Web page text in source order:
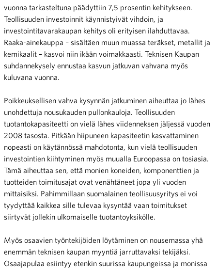
vuonna tarkasteltuna päädyttiin 7,5 prosentin kehitykseen.
Teollisuuden investoinnit käynnistyivät vihdoin, ja
investointitavarakaupan kehitys oli erityisen ilahduttavaa.
Raaka-ainekauppa – sisältäen muun muassa teräkset, metallit ja
kemikaalit – kasvoi niin ikään voimakkaasti. Teknisen Kaupan
suhdannekysely ennustaa kasvun jatkuvan vahvana myös
kuluvana vuonna.
Poikkeuksellisen vahva kysynnän jatkuminen aiheuttaa jo lähes
unohdettuja nousukauden pullonkauloja. Teollisuuden
tuotantokapasiteetti on vielä lähes viidenneksen jäljessä vuoden
2008 tasosta. Pitkään hiipuneen kapasiteetin kasvattaminen
nopeasti on käytännössä mahdotonta, kun vielä teollisuuden
investointien kiihtyminen myös muualla Euroopassa on tosiasia.
Tämä aiheuttaa sen, että monien koneiden, komponenttien ja
tuotteiden toimitusajat ovat venähtäneet jopa yli vuoden
mittaisiksi. Pahimmillaan suomalainen teollisuusyritys ei voi
tyydyttää kaikkea sille tulevaa kysyntää vaan toimitukset
siirtyvät jollekin ulkomaiselle tuotantoyksikölle.
Myös osaavien työntekijöiden löytäminen on nousemassa yhä
enemmän teknisen kaupan myyntiä jarruttavaksi tekijäksi.
Osaajapulaa esiintyy etenkin suurissa kaupungeissa ja monissa